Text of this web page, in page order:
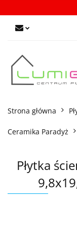
Strona główna
Ceramika Paradyż
Płytka